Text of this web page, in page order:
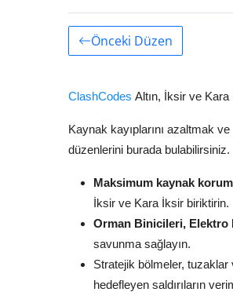
Önceki Düzen
ClashCodes Altın, İksir ve Kara
Kaynak kayıplarını azaltmak
düzenlerini burada bulabilirsiniz.
Maksimum kaynak
İksir ve Kara İksir biriktirin.
Orman Binicileri, Elektro
savunma sağlayın.
Stratejik bölmeler, tuzaklar
hedefleyen saldırıların